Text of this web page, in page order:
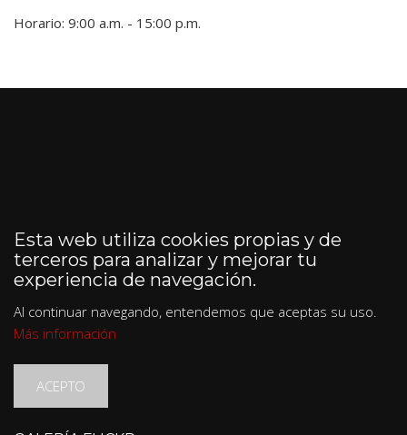
Horario: 9:00 a.m. - 15:00 p.m.
Esta web utiliza cookies propias y de
terceros para analizar y mejorar tu
experiencia de navegación.
Al continuar navegando, entendemos que aceptas su uso.
Más información
ACEPTO